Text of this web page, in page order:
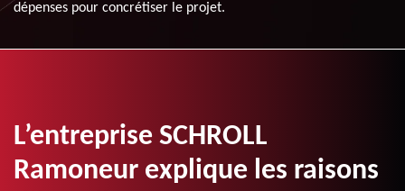
dépenses pour concrétiser le projet.
L’entreprise SCHROLL
Ramoneur explique les raisons